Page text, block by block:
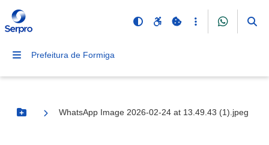
Prefeitura de Formiga
Botão Menu
WhatsApp Image 2026-02-24 at 13.49.43 (1).jpeg